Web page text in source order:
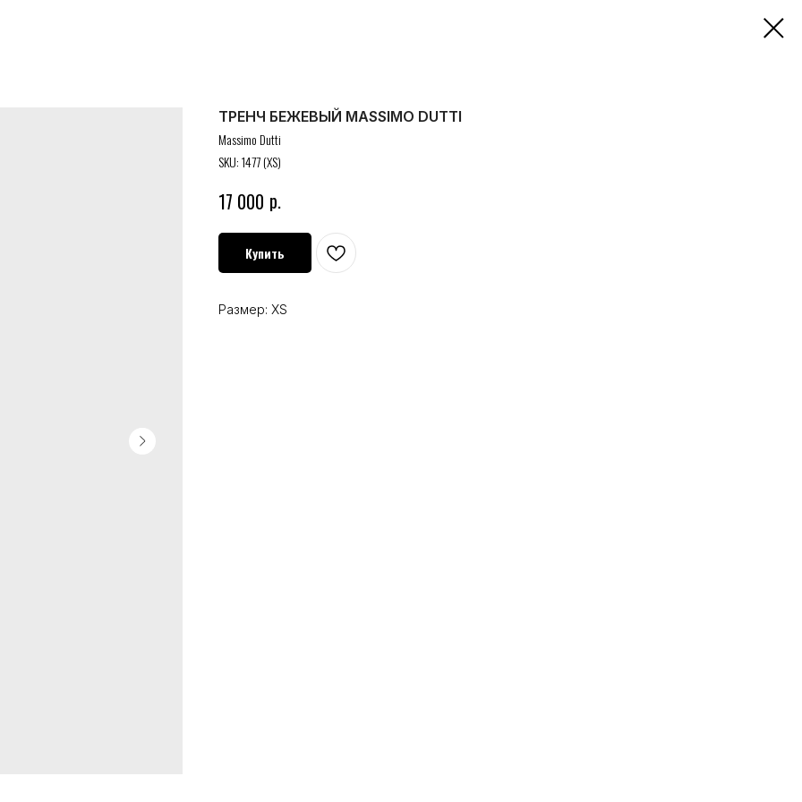
ТРЕНЧ БЕЖЕВЫЙ MASSIMO DUTTI
Massimo Dutti
SKU:1477 (XS)
17 000 р.
Купить
Размер: XS